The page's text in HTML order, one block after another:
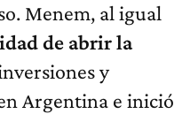
Menem, al igual
de abrir la
y
Argentina e inició